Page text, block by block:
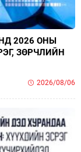
2026 ОНЫ
ЗӨРЧЛИЙН
2026/08/06